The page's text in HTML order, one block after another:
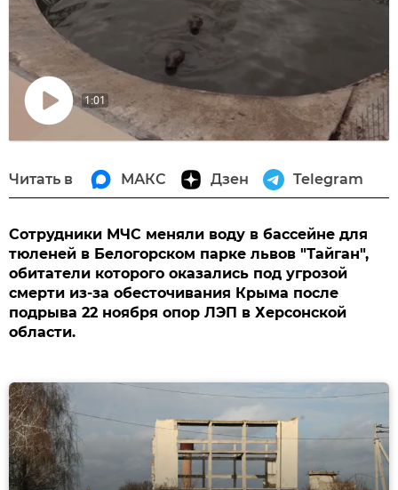
Воспроизвести
1:01
Читать в МАКС Дзен Telegram
Сотрудники МЧС меняли воду в бассейне для
тюленей в Белогорском парке львов "Тайган",
обитатели которого оказались под угрозой
смерти из-за обесточивания Крыма после
подрыва 22 ноября опор ЛЭП в Херсонской
области.